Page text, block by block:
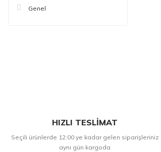
Genel
HIZLI TESLİMAT
Seçili ürünlerde 12:00 ye kadar gelen siparişleriniz
aynı gün kargoda